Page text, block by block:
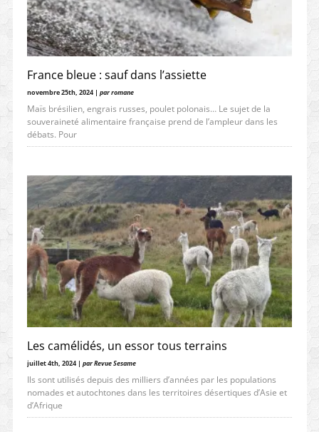
France bleue : sauf dans l’assiette
novembre 25th, 2024 | par romane
Maïs brésilien, engrais russes, poulet polonais… Le sujet de la
souveraineté alimentaire française prend de l’ampleur dans les
débats. Pour
Les camélidés, un essor tous terrains
juillet 4th, 2024 | par Revue Sesame
Ils sont utilisés depuis des milliers d’années par les populations
nomades et autochtones dans les territoires désertiques d’Asie et
d’Afrique